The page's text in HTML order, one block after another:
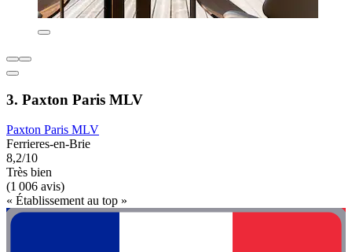
3. Paxton Paris MLV
Paxton Paris MLV
Ferrieres-en-Brie
8,2/10
Très bien
(1 006 avis)
« Établissement au top »